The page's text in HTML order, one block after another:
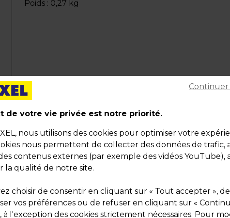
Poids : 0,27 kg
Description
La carte cadeau florale, élégante, responsable et
commerciales
Cette carte cadeau rectangulaire 17x11,5 cm,
assortie aubon cadeau fleurs champêtres 12x12 cm
bucolique, gage de féminité, d’optimisme et de
Sa fabrication en carton épais 270 g/m² certifié FSC®
de votre vie privée est notre priorité.
nous utilisons des cookies pour optimiser votre
nous permettent de collecter des données de trafic,
contenus externes (par exemple des vidéos YouTube),
la qualité de notre site.
choisir de consentir en cliquant sur « Tout accepter », de
vos préférences ou de refuser en cliquant sur «
à l'exception des cookies strictement nécessaires. Pour
Continuer